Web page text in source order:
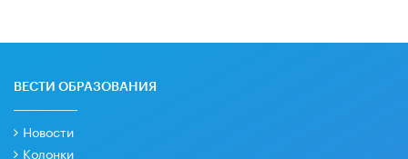
ВЕСТИ ОБРАЗОВАНИЯ
Новости
Колонки